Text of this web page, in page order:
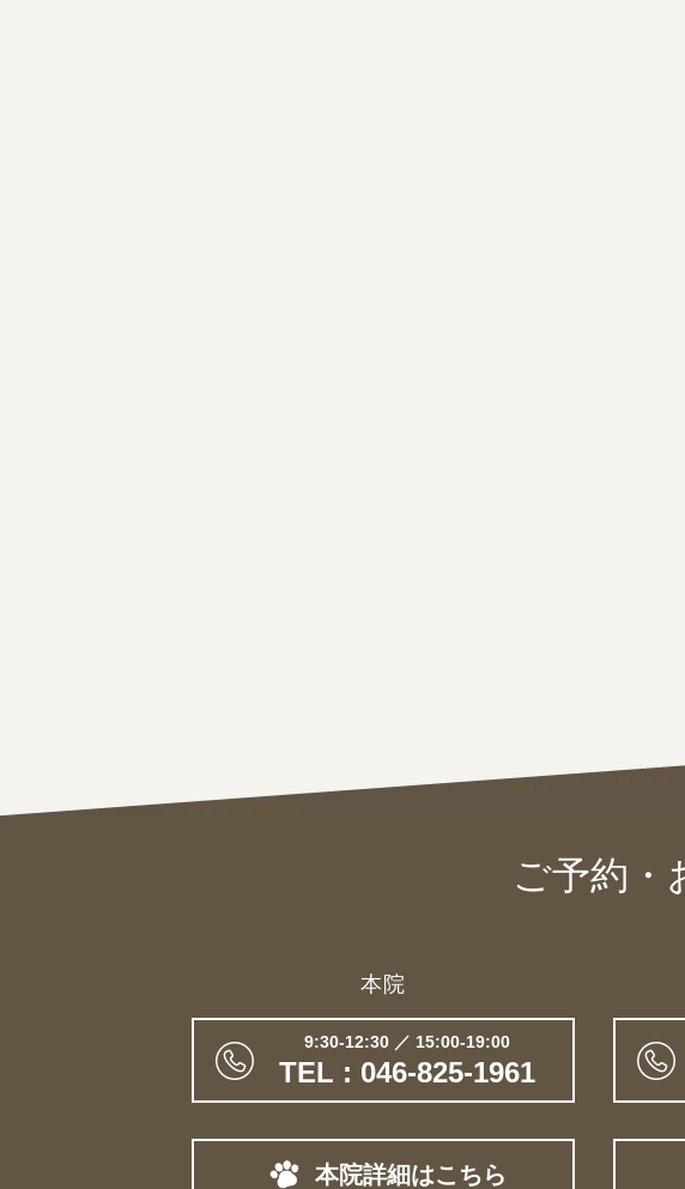
ご予約・
本院
9:30-12:30 ／ 15:00-19:00
TEL : 046-825-1961
本院詳細はこちら